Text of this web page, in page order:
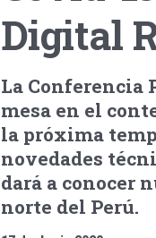
Digital
La Conferencia
mesa en el
la próxima
novedades
dará a conocer
norte del Perú.